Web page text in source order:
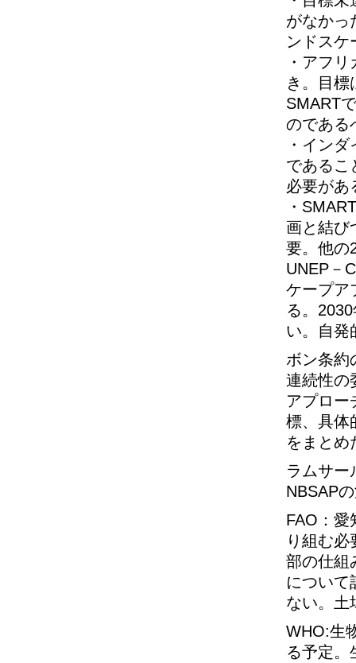
がなかっ
ンドスケ
・アフ
き。目
SMART
のである
・イン
であるこ
必要があ
・
画と結び
要。他の
UNEP－
ケープア
る。
い。自発
ボン条約
連続性の
アプロー
標、具体
をまとめ
ラムサー
NBSAP
FAO：愛
り組む
部の仕組
について
ない。土
WHO:生
る予定。